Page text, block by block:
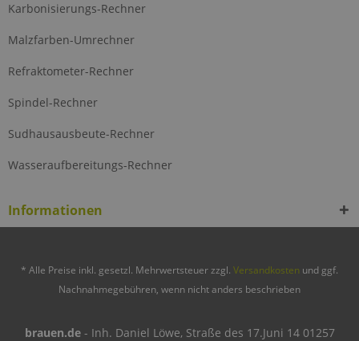
Karbonisierungs-Rechner
Malzfarben-Umrechner
Refraktometer-Rechner
Spindel-Rechner
Sudhausausbeute-Rechner
Wasseraufbereitungs-Rechner
Informationen
* Alle Preise inkl. gesetzl. Mehrwertsteuer zzgl. Versandkosten und ggf.
Nachnahmegebühren, wenn nicht anders beschrieben
brauen.de- Inh. Daniel Löwe, Straße des 17.Juni 14 01257